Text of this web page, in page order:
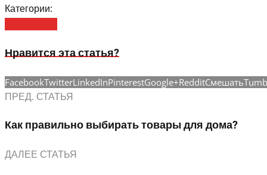
Категории:
Нравится эта статья?
FacebookTwitterLinkedInPinterestGoogle+RedditСмешать
ПРЕД. СТАТЬЯ
Как правильно выбирать товары для дома?
ДАЛЕЕ СТАТЬЯ